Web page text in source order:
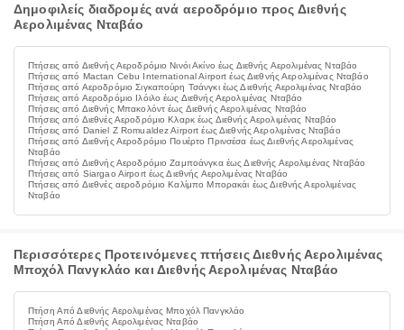
Δημοφιλείς διαδρομές ανά αεροδρόμιο προς Διεθνής
Αερολιμένας Νταβάο
Πτήσεις από Διεθνής Αεροδρόμιο Νινόι Ακίνο έως Διεθνής Αερολιμένας Νταβάο
Πτήσεις από Mactan Cebu International Airport έως Διεθνής Αερολιμένας Νταβάο
Πτήσεις από Αεροδρόμιο Σιγκαπούρη Τσάνγκι έως Διεθνής Αερολιμένας Νταβάο
Πτήσεις από Αεροδρόμιο Ιλόιλο έως Διεθνής Αερολιμένας Νταβάο
Πτήσεις από Διεθνής Μπακολόντ έως Διεθνής Αερολιμένας Νταβάο
Πτήσεις από Διεθνές Αεροδρόμιο Κλαρκ έως Διεθνής Αερολιμένας Νταβάο
Πτήσεις από Daniel Z Romualdez Airport έως Διεθνής Αερολιμένας Νταβάο
Πτήσεις από Διεθνής Αεροδρόμιο Πουέρτο Πρινσέσα έως Διεθνής Αερολιμένας
Νταβάο
Πτήσεις από Διεθνής Αεροδρόμιο Ζαμποάνγκα έως Διεθνής Αερολιμένας Νταβάο
Πτήσεις από Siargao Airport έως Διεθνής Αερολιμένας Νταβάο
Πτήσεις από Διεθνές αεροδρόμιο Καλίμπο Μπορακάι έως Διεθνής Αερολιμένας
Νταβάο
Περισσότερες Προτεινόμενες πτήσεις Διεθνής Αερολιμένας
Μποχόλ Πανγκλάο και Διεθνής Αερολιμένας Νταβάο
Πτήση Από Διεθνής Αερολιμένας Μποχόλ Πανγκλάο
Πτήση Από Διεθνής Αερολιμένας Νταβάο